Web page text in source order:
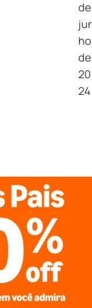
de
ho
de
20
24